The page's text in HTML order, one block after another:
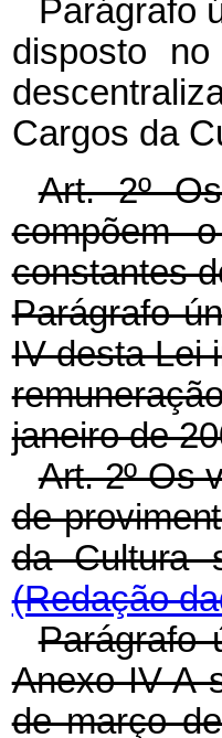
Parágrafo
disposto no
Cargos da
Art. 2º
compõem
constantes
Parágrafo
IV desta Lei
janeiro de
Art. 2º Os
de
da Cultura
(Redação
Parágrafo
Anexo IV-A
de março